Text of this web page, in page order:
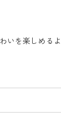
いを楽しめる